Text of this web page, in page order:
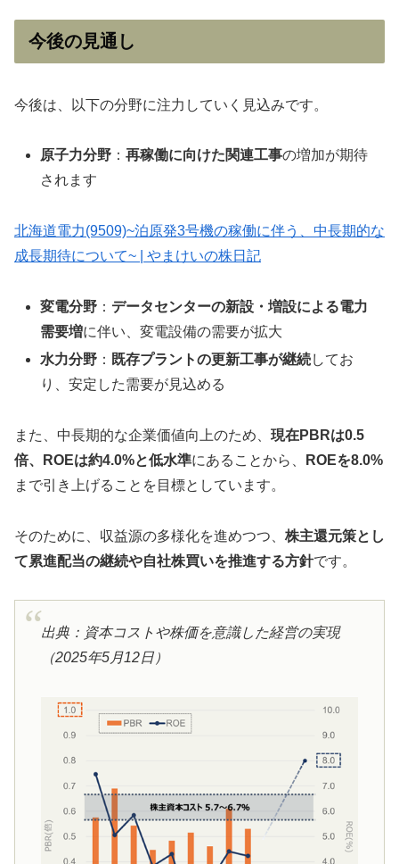
今後の見通し
今後は、以下の分野に注力していく見込みです。
原子力分野 ：再稼働に向けた関連工事の増加が期待
されます
北海道電力(9509)~泊原発3号機の稼働に伴う、中長期的な
成長期待について~ | やまけいの株日記
変電分野 ： データセンターの新設・増設による電力
需要増に伴い、変電設備の需要が拡大
水力分野 ： 既存プラントの更新工事が継続してお
り、安定した需要が見込める
また、中長期的な企業価値向上のため、 現在PBRは0.5
倍、ROEは約4.0%と低水準にあることから、
ROEを8.0%
まで引き上げることを目標としています。
そのために、収益源の多様化を進めつつ、 株主還元策とし
て累進配当の継続や自社株買いを推進する方針です。
出典：資本コストや株価を意識した経営の実現
（2025年5月12日）